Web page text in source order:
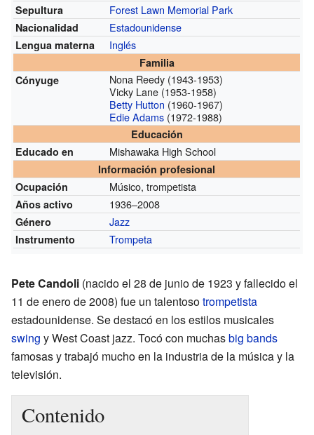
Sepultura Forest Lawn Memorial Park
Nacionalidad Estadounidense
Lengua materna Inglés
Familia
Cónyuge
Nona Reedy (1943-1953)
Vicky Lane (1953-1958)
Betty Hutton (1960-1967)
Edie Adams (1972-1988)
Educación
Educado en
Mishawaka High School
Información profesional
Ocupación
Músico, trompetista
Años activo 1936–2008
Género Jazz
Instrumento Trompeta
Pete Candoli (nacido el 28 de junio de 1923 y fallecido el
11 de enero de 2008) fue un talentosotrompetista
estadounidense. Se destacó en los estilos musicales
swing y West Coast jazz. Tocó con muchasbig bands
famosas y trabajó mucho en la industria de la música y la
televisión.
Contenido